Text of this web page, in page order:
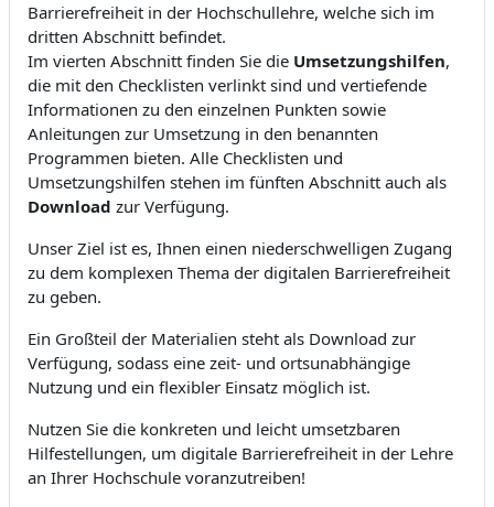
Barrierefreiheit in der Hochschullehre, welche sich im
dritten Abschnitt befindet.
Im vierten Abschnitt finden Sie die Umsetzungshilfen,
die mit den Checklisten verlinkt sind und vertiefende
Informationen zu den einzelnen Punkten sowie
Anleitungen zur Umsetzung in den benannten
Programmen bieten. Alle Checklisten und
Umsetzungshilfen stehen im fünften Abschnitt auch als
Download zur Verfügung.
Unser Ziel ist es, Ihnen einen niederschwelligen Zugang
zu dem komplexen Thema der digitalen Barrierefreiheit
zu geben.
Ein Großteil der Materialien steht als Download zur
Verfügung, sodass eine zeit- und ortsunabhängige
Nutzung und ein flexibler Einsatz möglich ist.
Nutzen Sie die konkreten und leicht umsetzbaren
Hilfestellungen, um digitale Barrierefreiheit in der Lehre
an Ihrer Hochschule voranzutreiben!